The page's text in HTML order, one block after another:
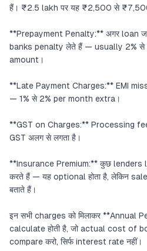
हैं। ₹2.5 lakh पर यह ₹2,500 से
**Prepayment Penalty:** अगर loan
banks penalty लेते हैं — usually 2%
amount।
**Late Payment Charges:** EMI
— 1% से 2% per month extra।
**GST on Charges:** Processing
GST अलग से लगता है।
**Insurance Premium:** कुछ lenders
करते हैं — यह optional होता है, लेकिन
बताते हैं।
इन सभी charges को मिलाकर **Annual
calculate होती है, जो actual cost of
compare करो, सिर्फ interest rate नहीं।